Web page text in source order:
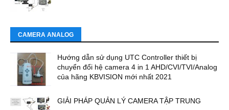
CAMERA ANALOG
Hướng dẫn sử dụng UTC Controller thiết bị
chuyển đổi hệ camera 4 in 1 AHD/CVI/TVI/Analog
của hãng KBVISION mới nhất 2021
GIẢI PHÁP QUẢN LÝ CAMERA TẬP TRUNG